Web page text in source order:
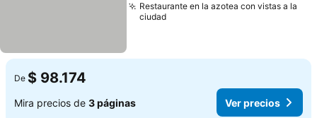
Restaurante en la azotea con vistas a la
ciudad
De $ 98.174
Mira precios de 3 páginas Ver precios